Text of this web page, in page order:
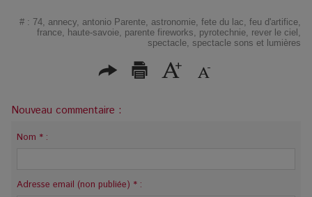
envoûtante à
Paris
4 Saisons
# : 74 annecy antonio Parente astronomie fete du lac feu d'artifice
france
haute-savoie parente fireworks pyrotechnie rever le ciel
spectacle spectacle sons et lumières
Nouveau commentaire :
Nom * :
Adresse email (non publiée) * :